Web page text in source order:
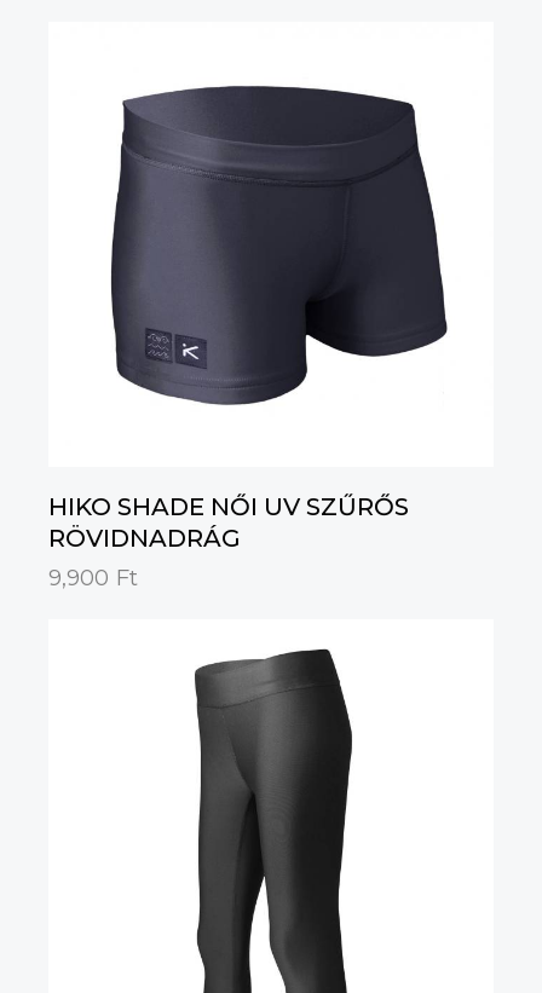
HIKO SHADE NŐI UV SZŰRŐS
RÖVIDNADRÁG
9,900 Ft